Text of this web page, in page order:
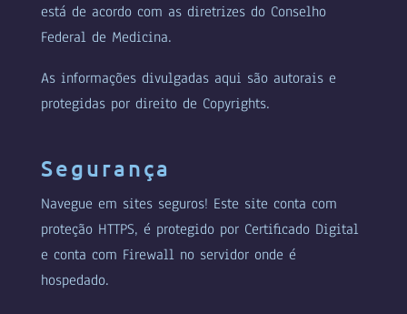
está de acordo com as diretrizes do Conselho
Federal de Medicina.
As informações divulgadas aqui são autorais e
protegidas por direito de Copyrights.
Segurança
Navegue em sites seguros! Este site conta com
proteção HTTPS, é protegido por Certificado Digital
e conta com Firewall no servidor onde é
hospedado.